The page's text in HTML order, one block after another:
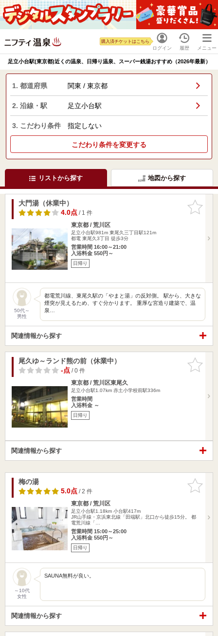
ログイン
購入済チケットはこちら
履歴 メニュー
足立小台駅(東京都)近くの温泉、日帰り温泉、スーパー銭湯おすすめ（2026年最新）
1. 都道府県 関東 / 東京都
2. 沿線・駅 足立小台駅
3. こだわり条件 指定しない
こだわり条件を変更する
リストから探す 地図から探す
お気に入
りに追加
大門湯（休業中）
4.0点/ 1 件
東京都 / 荒川区
足立小台駅981m 東尾久三丁目駅121m
都電 東尾久3丁目 徒歩3分
営業時間 16:00～21:00
入浴料金 550円～
日帰り
50代～
男性
都電荒川線、東尾久駅の「やまと湯」の反対側。 駅から、大きな
煙突が見えるため、すぐ分かります。 重厚な宮造り建築で、温
泉…
関連情報から探す
お気に入
りに追加
尾久ゆ～ランド熊の前（休業中）
-点/ 0 件
東京都 / 荒川区東尾久
足立小台駅1.07km 赤土小学校前駅336m
営業時間
入浴料金 ～
日帰り
関連情報から探す
お気に入
りに追加
梅の湯
5.0点/ 2 件
東京都 / 荒川区
足立小台駅1.18km 小台駅417m
JR山手線・京浜東北線「田端駅」北口から徒歩15分。 都
電荒川線「…
営業時間 15:00～25:00
入浴料金 550円～
日帰り
～10代
女性
SAUNA無料が良い。
関連情報から探す